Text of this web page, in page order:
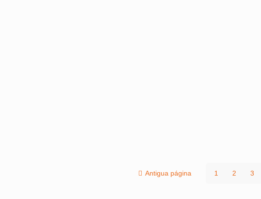
Antigua página 1 2 3